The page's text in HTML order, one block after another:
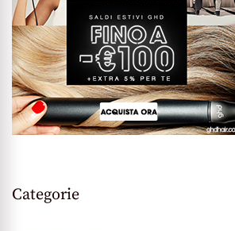
Categorie